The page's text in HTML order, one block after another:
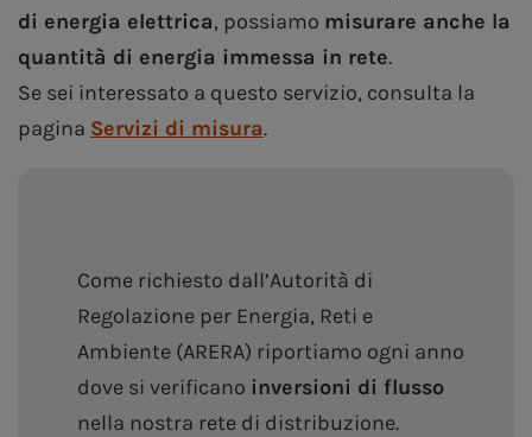
di energia elettrica, possiamo misurare anche la
quantità di energia immessa in rete.
Se sei interessato a questo servizio, consulta la
pagina Servizi di misura.
Come richiesto dall’Autorità di
Regolazione per Energia, Reti e
Ambiente (ARERA) riportiamo ogni anno
dove si verificano inversioni di flusso
nella nostra rete di distribuzione.